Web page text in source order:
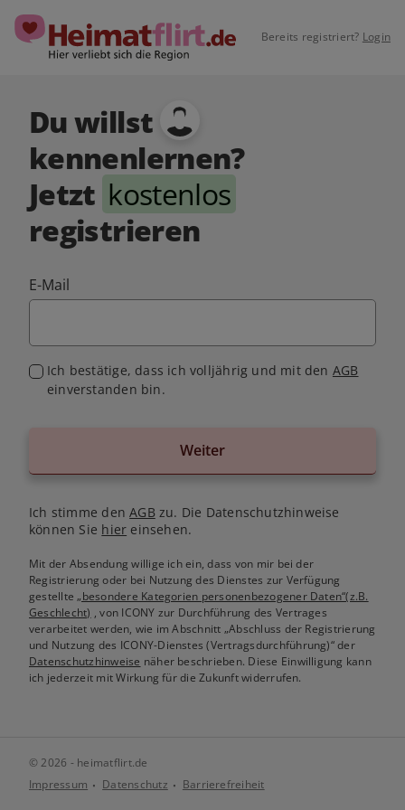
Bereits registriert? Login
Du willst
kennenlernen?
Jetzt kostenlos
registrieren
E-Mail
Ich bestätige, dass ich volljährig und mit den AGB
einverstanden bin.
Weiter
Ich stimme denAGB zu. Die Datenschutzhinweise
können Sie hier einsehen.
Mit der Absendung willige ich ein, dass von mir bei der
Registrierung oder bei Nutzung des Dienstes zur Verfügung
gestellte„besondere Kategorien personenbezogener Daten“(z.B.
Geschlecht) , von ICONY zur Durchführung des Vertrages
verarbeitet werden, wie im Abschnitt „Abschluss der Registrierung
und Nutzung des ICONY-Dienstes (Vertragsdurchführung)“ der
Datenschutzhinweise näher beschrieben. Diese Einwilligung kann
ich jederzeit mit Wirkung für die Zukunft widerrufen.
© 2026 - heimatflirt.de
Impressum
Datenschutz Barrierefreiheit